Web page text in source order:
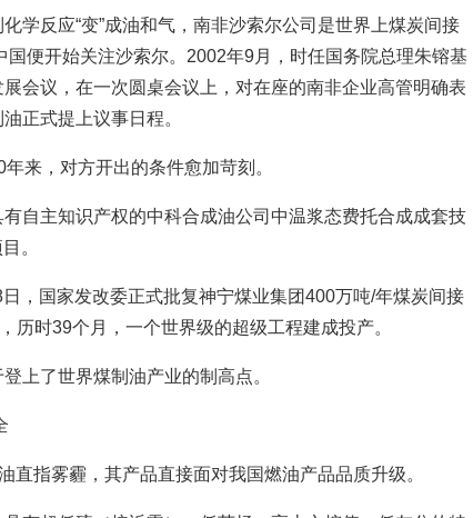
学反应“变”成油和气，南非沙索尔公司是世界上煤炭间接
便开始关注沙索尔。2002年9月，时任国务院总理朱镕基
会议，在一次圆桌会议上，对在座的南非企业高管明确表
正式提上议事日程。
来，对方开出的条件愈加苛刻。
自主知识产权的中科合成油公司中温浆态费托合成成套技
。
，国家发改委正式批复神宁煤业集团400万吨/年煤炭间接
历时39个月，一个世界级的超级工程建成投产。
上了世界煤制油产业的制高点。
直指雾霾，其产品直接面对我国燃油产品品质升级。